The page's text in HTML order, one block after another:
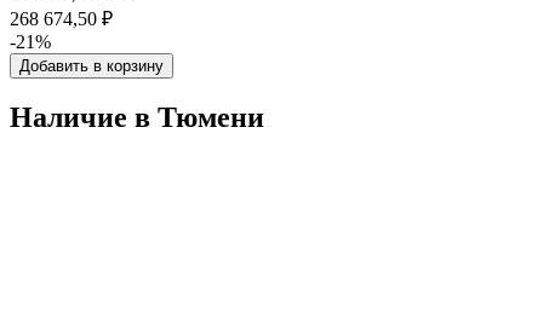
268 674,50 ₽
-21%
Добавить в корзину
Наличие в Тюмени